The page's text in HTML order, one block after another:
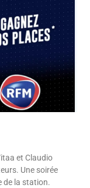
et Claudio
Une soirée
de la station.